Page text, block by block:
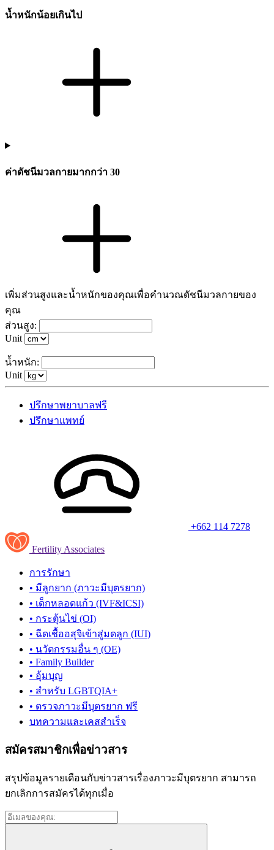
น้ำหนักน้อยเกินไป
ค่าดัชนีมวลกายมากกว่า 30
เพิ่มส่วนสูงและน้ำหนักของคุณเพื่อคำนวณดัชนีมวลกายของ
คุณ
ส่วนสูง:
Unit
น้ำหนัก:
Unit
ปรึกษาพยาบาลฟรี
ปรึกษาแพทย์
+662 114 7278
Fertility Associates
การรักษา
• มีลูกยาก (ภาวะมีบุตรยาก)
• เด็กหลอดแก้ว (IVF&ICSI)
• กระตุ้นไข่ (OI)
• ฉีดเชื้ออสุจิเข้าสู่มดลูก (IUI)
• นวัตกรรมอื่น ๆ (OE)
• Family Builder
• อุ้มบุญ
• สำหรับ LGBTQIA+
• ตรวจภาวะมีบุตรยาก ฟรี
บทความและเคสสำเร็จ
สมัครสมาชิกเพื่อข่าวสาร
สรุปข้อมูลรายเดือนกับข่าวสารเรื่องภาวะมีบุตรยาก สามารถ
ยกเลิกการสมัครได้ทุกเมื่อ
อีเมล